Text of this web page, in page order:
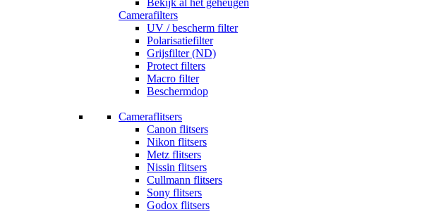
Camerafilters
UV / bescherm filter
Polarisatiefilter
Grijsfilter (ND)
Protect filters
Macro filter
Beschermdop
Cameraflitsers
Canon flitsers
Nikon flitsers
Metz flitsers
Nissin flitsers
Cullmann flitsers
Sony flitsers
Godox flitsers